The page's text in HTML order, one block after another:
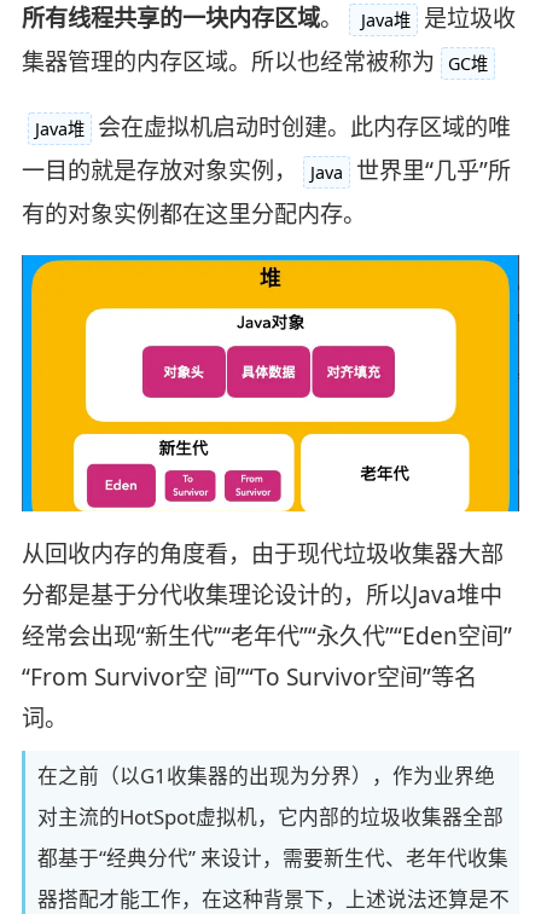
所有线程共享的一块内存区域。 Java堆
是垃圾收
集器管理的内存区域。所以也经常被称为
GC堆
Java堆
会在虚拟机启动时创建。此内存区域的唯
一目的就是存放对象实例，
Java
世界里“几乎”所
有的对象实例都在这里分配内存。
从回收内存的角度看，由于现代垃圾收集器大部
分都是基于分代收集理论设计的，所以Java堆中
经常会出现“新生代”“老年代”“永久代”“Eden空间”
“From Survivor空 间”“To Survivor空间”等名
词。
在之前（以G1收集器的出现为分界），作为业界绝
对主流的HotSpot虚拟机，它内部的垃圾收集器全部
都基于“经典分代” 来设计，需要新生代、老年代收集
器搭配才能工作，在这种背景下，上述说法还算是不